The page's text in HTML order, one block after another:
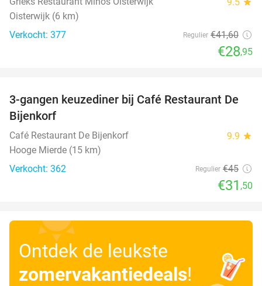
Oisterwijk (6 km)
Verkocht: 377
Regulier €41,60
€28,95
30%
3-gangen keuzediner bij Café Restaurant De
Bijenkorf
Café Restaurant De Bijenkorf 9.9 star
Hooge Mierde (15 km)
Verkocht: 362
Regulier €45
€31 ,50
Ontdek de leukste
zomervakantiedeals!